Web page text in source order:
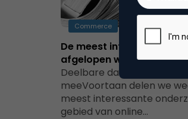
Commerce
De meest interessante
afgelopen week
Deelbare data: doe er je
meeVoortaan delen we
meest interessante
gebied van online…